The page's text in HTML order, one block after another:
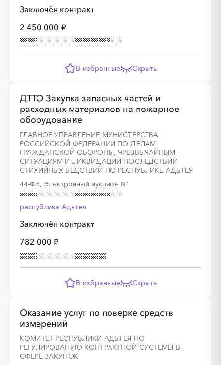
Заключён контракт
2 450 000 ₽
В избранные Скрыть
ДТТО Закупка запасных частей и
расходных материалов на пожарное
оборудование
ГЛАВНОЕ УПРАВЛЕНИЕ МИНИСТЕРСТВА
РОССИЙСКОЙ ФЕДЕРАЦИИ ПО ДЕЛАМ
ГРАЖДАНСКОЙ ОБОРОНЫ, ЧРЕЗВЫЧАЙНЫМ
СИТУАЦИЯМ И ЛИКВИДАЦИИ ПОСЛЕДСТВИЙ
СТИХИЙНЫХ БЕДСТВИЙ ПО РЕСПУБЛИКЕ АДЫГЕЯ
44-ФЗ, Электронный аукцион №
республика Адыгея
Заключён контракт
782 000 ₽
В избранные Скрыть
Оказание услуг по поверке средств
измерений
КОМИТЕТ РЕСПУБЛИКИ АДЫГЕЯ ПО
РЕГУЛИРОВАНИЮ КОНТРАКТНОЙ СИСТЕМЫ В
СФЕРЕ ЗАКУПОК